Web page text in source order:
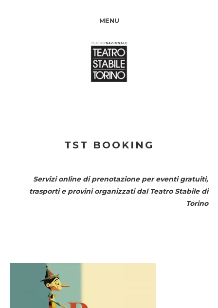
MENU
TST BOOKING
Servizi online di prenotazione per eventi gratuiti,
trasporti e provini organizzati dal Teatro Stabile di
Torino